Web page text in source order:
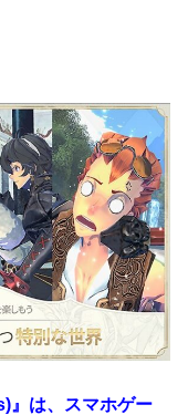
』は、スマホゲー